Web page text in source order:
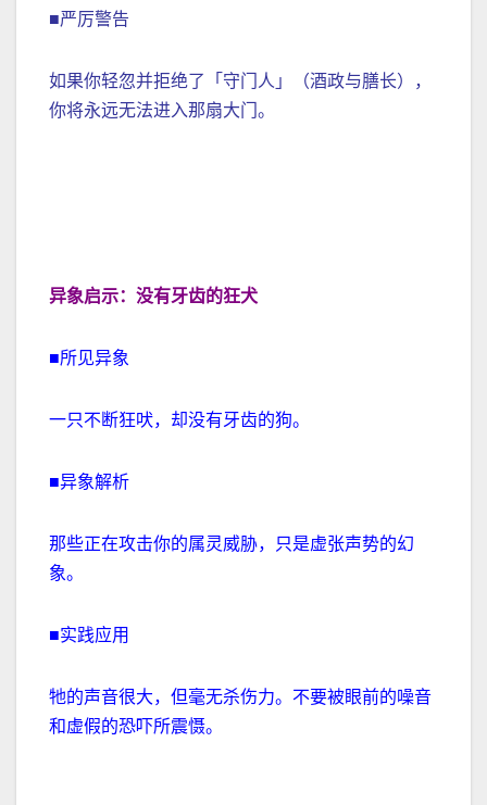
■严厉警告
如果你轻忽并拒绝了「守门人」（酒政与膳长），
你将永远无法进入那扇大门。
异象启示：没有牙齿的狂犬
■所见异象
一只不断狂吠，却没有牙齿的狗。
■异象解析
那些正在攻击你的属灵威胁，只是虚张声势的幻
象。
■实践应用
牠的声音很大，但毫无杀伤力。不要被眼前的噪音
和虚假的恐吓所震慑。